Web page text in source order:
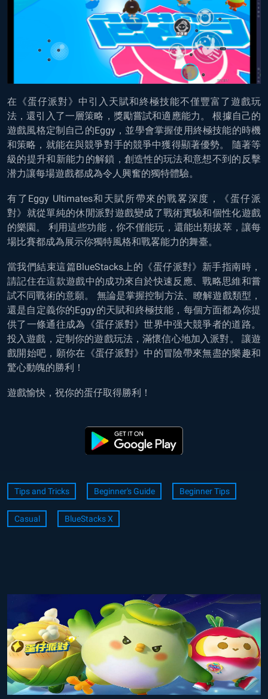
在《蛋仔派對》中引入天賦和終極技能不僅豐富了遊戲玩
法，還引入了一層策略，獎勵嘗試和適應能力。 根據自己的
遊戲風格定制自己的Eggy，並學會掌握使用終極技能的時機
和策略，就能在與競爭對手的競爭中獲得顯著優勢。 隨著等
級的提升和新能力的解鎖，創造性的玩法和意想不到的反擊
潜力讓每場遊戲都成為令人興奮的獨特體驗。
有了Eggy Ultimates和天賦所帶來的戰畧深度，《蛋仔派
對》就從單純的休閒派對遊戲變成了戰術實驗和個性化遊戲
的樂園。 利用這些功能，你不僅能玩，還能出類拔萃，讓每
場比賽都成為展示你獨特風格和戰畧能力的舞臺。
當我們結束這篇BlueStacks上的《蛋仔派對》新手指南時，
請記住在這款遊戲中的成功來自於快速反應、戰略思維和嘗
試不同戰術的意願。 無論是掌握控制方法、瞭解遊戲類型，
還是自定義你的Eggy的天賦和終極技能，每個方面都為你提
供了一條通往成為《蛋仔派對》世界中强大競爭者的道路。
投入遊戲，定制你的遊戲玩法，滿懷信心地加入派對。 讓遊
戲開始吧，願你在《蛋仔派對》中的冒險帶來無盡的樂趣和
驚心動魄的勝利！
遊戲愉快，祝你的蛋仔取得勝利！
Tips and Tricks Beginner's Guide Beginner Tips
Casual BlueStacks X